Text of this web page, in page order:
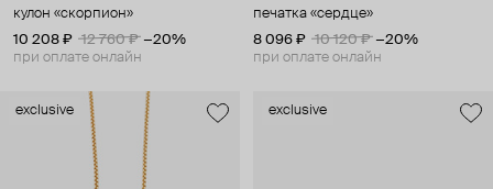
кулон «скорпион»
10 208 ₽
12 760 ₽ −20%
при оплате онлайн
печатка «сердце»
8 096 ₽
10 120 ₽ −20%
при оплате онлайн
exclusive exclusive